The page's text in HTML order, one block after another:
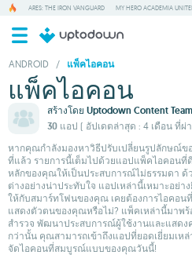
ARES: THE IRON VANGUARD MY HERO ACADEMIA
ANDROID / แพ็คไอคอน
แพ็คไอคอน
สร้างโดย Uptodown Content Team
30 แอป ( อัปเดตล่าสุด : 4 เดือน ที่ผ่
หากคุณกำลังมองหาวิธีปรับเปลี่ยนรูปลักษณ์
ที่แล้ว รายการนี้เต็มไปด้วยแอปแพ็คไอคอน
หลักของคุณให้เป็นประสบการณ์ไม่ธรรมดา
ต่างอย่างน่าประทับใจ แอปเหล่านี้เหมาะอย่
ให้กับสมาร์ทโฟนของคุณ เคยต้องการไอคอ
แสดงตัวตนของคุณหรือไม่? แพ็คเหล่านี้มาพ
สำรวจ พัฒนาประสบการณ์ผู้ใช้งานและแสด
กว่านั้น คุณสามารถเข้าถึงแอปที่ยอดเยี่ยมเห
จัดไอคอนที่สมบูรณ์แบบของคุณวันนี้!